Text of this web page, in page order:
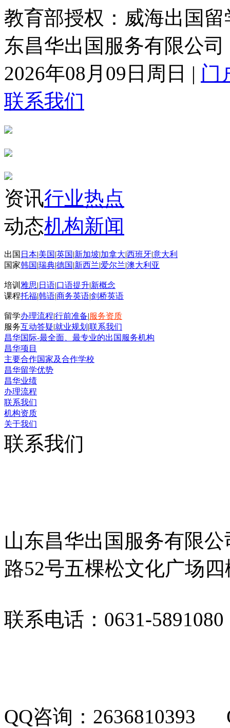
教育部授权：威海出国留
东昌华出国服务有限公司
2026年08月09日周日 | 门
联系我们
资讯行业热点
动态机构新闻
出国 日本|美国|英国|新加坡|加拿大|西班牙|意大利
国家韩国|瑞典|德国|新西兰|爱尔兰|澳大利亚
培训 雅思| 日语|口语提升|新概念
课程托福|韩语|商务英语|剑桥英语
留学办理流程|行前准备|服务资质
服务互动答疑|就业规划 |联系我们
昌华国际-最全面、最专业的出国服务机构
昌华项目
主要合作国家及合作学校
昌华留学优势
昌华业绩
办理流程
联系我们
机构资质
关于我们
联系我们
山东昌华出国服务有限
路52号五棵松文化广场四
联系电话：0631-5891080
QQ咨询：2636810393